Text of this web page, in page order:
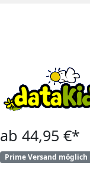
ab 44,95 €*
Prime Versand möglich